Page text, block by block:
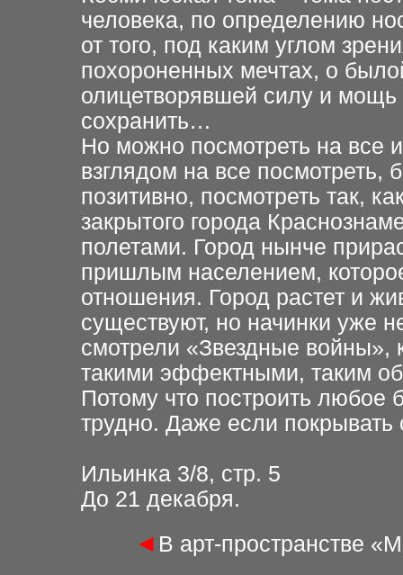
человека, по определению
от того, под каким углом
похороненных мечтах, о
олицетворявшей силу и
сохранить…
Но можно посмотреть на все
взглядом на все посмотреть,
позитивно, посмотреть так,
закрытого города
полетами. Город нынче
пришлым населением,
отношения. Город растет и
существуют, но начинки уже
смотрели «Звездные войны»,
такими эффектными, таким
Потому что построить любое
трудно. Даже если
Ильинка 3/8, стр. 5
До 21 декабря.
◄ В арт-пространстве